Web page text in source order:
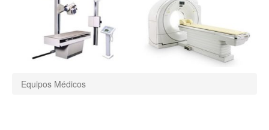
Equipos Médicos